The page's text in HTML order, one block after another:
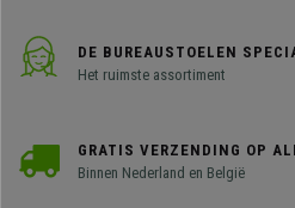
DE BUREAUSTOELEN
Het ruimste assortiment
GRATIS VERZENDING OP
Binnen Nederland en België